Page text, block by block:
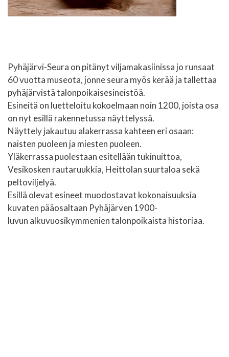
Pyhäjärvi-Seura on pitänyt viljamakasiinissa jo runsaat
60 vuotta museota, jonne seura myös kerää ja tallettaa
pyhäjärvistä talonpoikaisesineistöä.
Esineitä on luetteloitu kokoelmaan noin 1200, joista osa
on nyt esillä rakennetussa näyttelyssä.
Näyttely jakautuu alakerrassa kahteen eri osaan:
naisten puoleen ja miesten puoleen.
Yläkerrassa puolestaan esitellään tukinuittoa,
Vesikosken rautaruukkia, Heittolan suurtaloa sekä
peltoviljelyä.
Esillä olevat esineet muodostavat kokonaisuuksia
kuvaten pääosaltaan Pyhäjärven 1900-
luvun alkuvuosikymmenien talonpoikaista historiaa.